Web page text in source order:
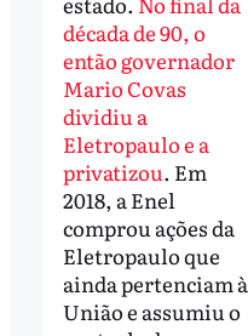
década de 90, o
então governador
Mario Covas
dividiu a
Eletropaulo e a
privatizou. Em
2018, a Enel
comprou ações da
Eletropaulo que
ainda pertenciam à
União e assumiu o